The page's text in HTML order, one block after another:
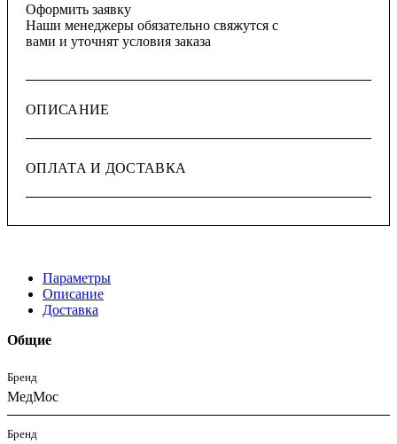
Оформить заявку
Наши менеджеры обязательно свяжутся с
вами и уточнят условия заказа
ОПИСАНИЕ
ОПЛАТА И ДОСТАВКА
Параметры
Описание
Доставка
Общие
Бренд
МедМос
Бренд